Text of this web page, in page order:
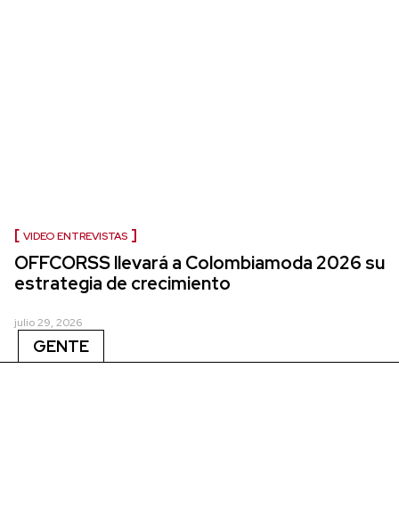
VIDEO ENTREVISTAS
OFFCORSS llevará a Colombiamoda 2026 su
estrategia de crecimiento
julio 29, 2026
GENTE